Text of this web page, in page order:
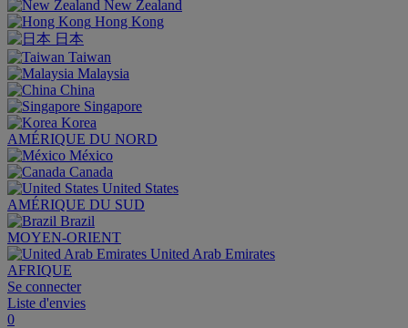
New Zealand
Hong Kong
日本
Taiwan
Malaysia
China
Singapore
Korea
AMÉRIQUE DU NORD
México
Canada
United States
AMÉRIQUE DU SUD
Brazil
MOYEN-ORIENT
United Arab Emirates
AFRIQUE
Se connecter
Liste d'envies
0